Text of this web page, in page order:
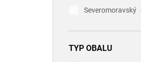
Severomoravský
TYP OBALU